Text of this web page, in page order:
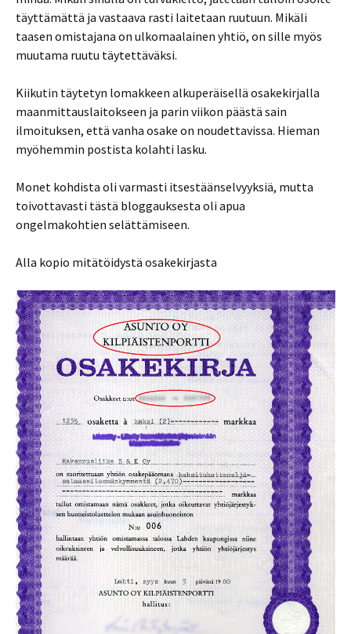
täyttämättä ja vastaava rasti laitetaan ruutuun. Mikäli
taasen omistajana on ulkomaalainen yhtiö, on sille myös
muutama ruutu täytettäväksi.
Kiikutin täytetyn lomakkeen alkuperäisellä osakekirjalla
maanmittauslaitokseen ja parin viikon päästä sain
ilmoituksen, että vanha osake on noudettavissa. Hieman
myöhemmin postista kolahti lasku.
Monet kohdista oli varmasti itsestäänselvyyksiä, mutta
toivottavasti tästä bloggauksesta oli apua
ongelmakohtien selättämiseen.
Alla kopio mitätöidystä osakekirjasta